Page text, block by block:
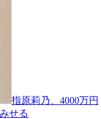
指原莉乃、4000万円
せる